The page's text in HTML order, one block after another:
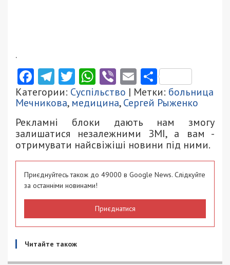
.
Facebook
Telegram
Twitter
WhatsApp
ViberEmail
Категории: Суспільство | Метки: больница
Мечникова, медицина,Сергей Рыженко
Рекламні блоки дають нам змогу
залишатися незалежними ЗМІ, а вам -
отримувати найсвіжіші новини під ними.
Приєднуйтесь також до 49000 в Google News. Слідкуйте
за останніми новинами!
Приєднатися
Читайте також